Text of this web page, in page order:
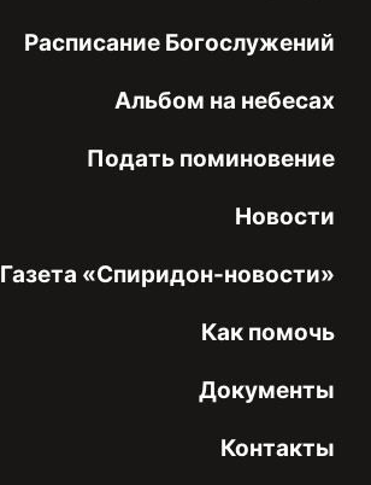
Расписание Богослужений
Альбом на небесах
Подать поминовение
Новости
Газета «Спиридон-новости»
Как помочь
Документы
Контакты